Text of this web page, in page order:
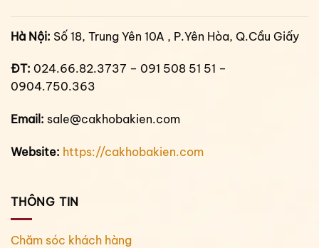
Hà Nội: Số 18, Trung Yên 10A , P.Yên Hòa, Q.Cầu Giấy
ĐT: 024.66.82.3737 – 091 508 51 51 –
0904.750.363
Email: sale@cakhobakien.com
Website: https://cakhobakien.com
THÔNG TIN
Chăm sóc khách hàng